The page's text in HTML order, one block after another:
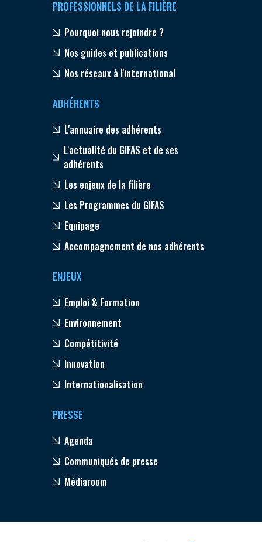
PROFESSIONNELS DE LA FILIÈRE
Pourquoi nous rejoindre ?
Nos guides et publications
Nos réseaux à l'international
ADHÉRENTS
L'annuaire des adhérents
L'actualité du GIFAS et de ses
adhérents
Les enjeux de la filière
Les Programmes du GIFAS
Equipage
Accompagnement de nos adhérents
ENJEUX
Emploi & Formation
Environnement
Compétitivité
Innovation
Internationalisation
PRESSE
Agenda
Communiqués de presse
Médiaroom